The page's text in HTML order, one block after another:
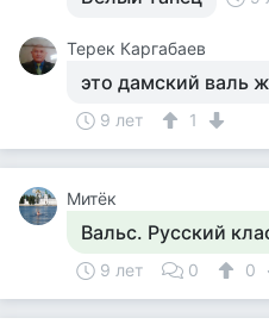
Терек Каргабаев
это дамский валь
9 лет 1
Митёк
Вальс. Русский
9 лет 0 0